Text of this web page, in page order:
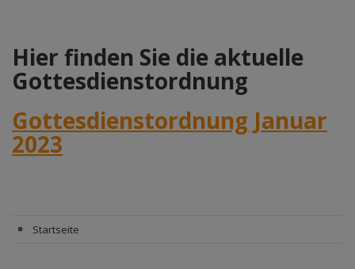
Hier finden Sie die aktuelle
Gottesdienstordnung
Gottesdienstordnung Januar
2023
Startseite